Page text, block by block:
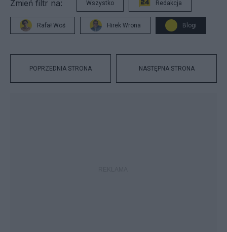
Zmień filtr na: Wszystko Redakcja
Rafał Woś Hirek Wrona Blogi
POPRZEDNIA STRONA NASTĘPNA STRONA